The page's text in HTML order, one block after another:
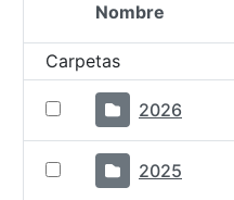
Selección del elemento
Nombre
Carpetas
2026
2025